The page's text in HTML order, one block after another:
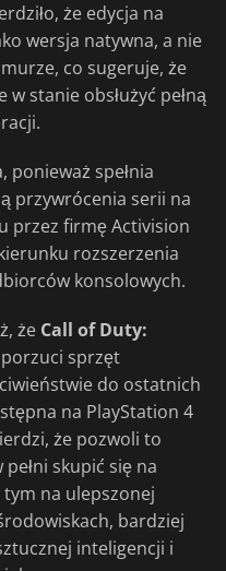
że edycja na
wersja natywna, a nie
co sugeruje, że
stanie obsłużyć pełną
ponieważ spełnia
przywrócenia serii na
przez firmę Activision
rozszerzenia
konsolowych.
że Call of Duty:
porzuci sprzęt
do ostatnich
na PlayStation 4
że pozwoli to
skupić się na
na ulepszonej
bardziej
inteligencji i